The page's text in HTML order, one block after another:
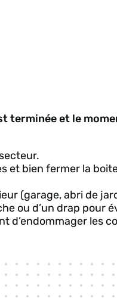
terminée et le
et bien fermer la
(garage, abri de
ou d’un drap pour
d’endommager les